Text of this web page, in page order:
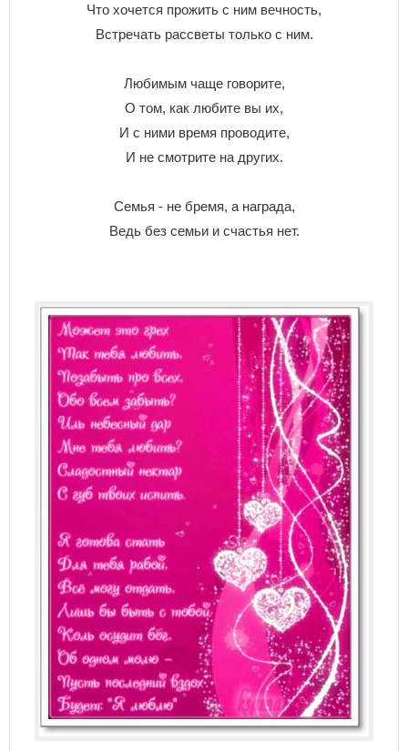
Что хочется прожить с ним вечность,
Встречать рассветы только с ним.
Любимым чаще говорите,
О том, как любите вы их,
И с ними время проводите,
И не смотрите на других.
Семья - не бремя, а награда,
Ведь без семьи и счастья нет.